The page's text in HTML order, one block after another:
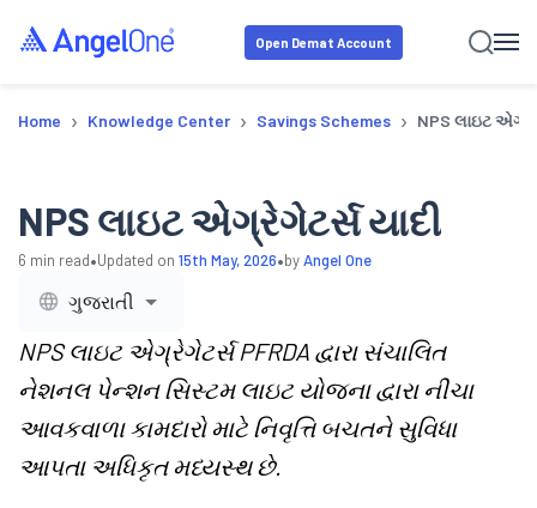
Open Demat Account
Home › Knowledge Center › Savings Schemes › NPS લાઇટ
NPS લાઇટ એગ્રેગેટર્સ યાદી
6 min read•Updated on 15th May, 2026•byAngel One
ગુજરાતી
NPS લાઇટ એગ્રેગેટર્સ PFRDA દ્વારા સંચાલિત
નેશનલ પેન્શન સિસ્ટમ લાઇટ યોજના દ્વારા નીચા
આવકવાળા કામદારો માટે નિવૃત્તિ બચતને સુવિધા
આપતા અધિકૃત મધ્યસ્થ છે.